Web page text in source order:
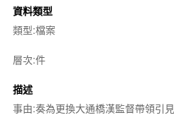
資料類型
類型:檔案
層次:件
描述
事由:奏為更換大通橋漢監督帶領引見